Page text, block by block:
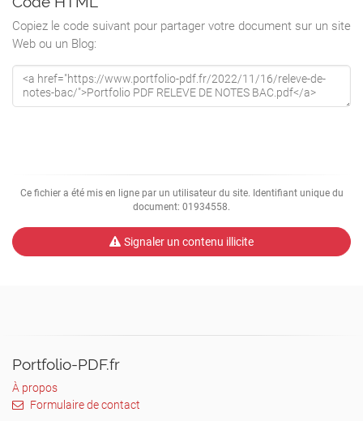
Copiez le code suivant pour partager votre document sur un site
Web ou un Blog:
Ce fichier a été mis en ligne par un utilisateur du site. Identifiant unique du
document: 01934558.
Signaler un contenu illicite
Portfolio-PDF.fr
À propos
Formulaire de contact